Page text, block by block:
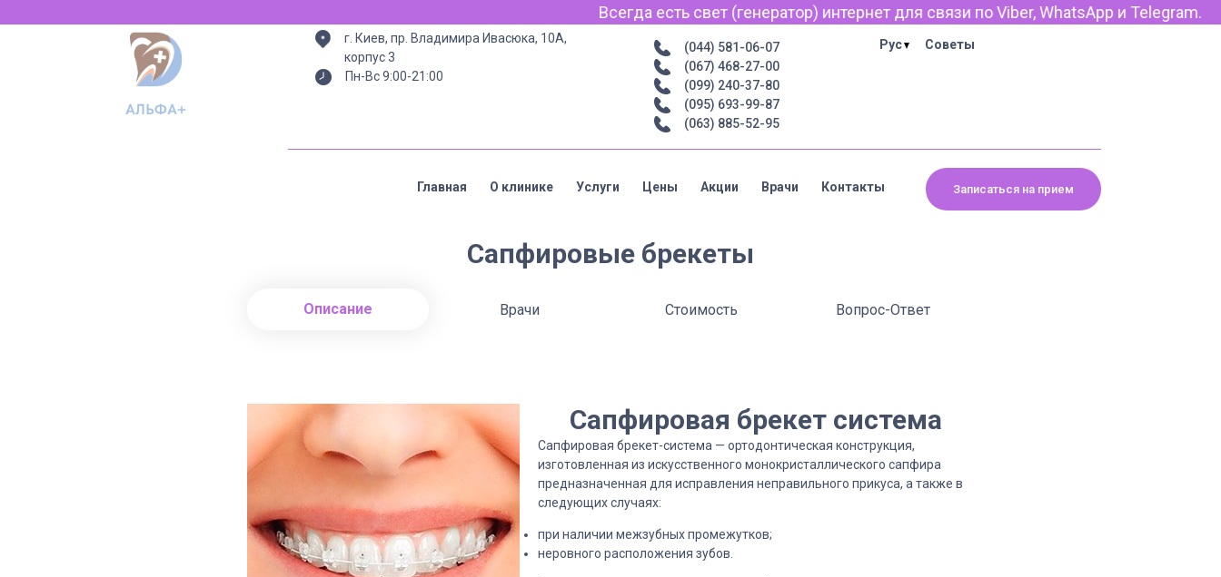
Всегда есть свет (генератор) интернет для связи по Viber, WhatsApp и Telegram.
г. Киев, пр. Владимира Ивасюка, 10А,
корпус 3
Пн-Вс 9:00-21:00
(044) 581-06-07
(067) 468-27-00
(099) 240-37-80
(095) 693-99-87
(063) 885-52-95
Рус Советы
Главная О клинике Услуги Цены Акции Врачи Контакты Записаться на прием
Сапфировые брекеты
Описание Врачи Стоимость Вопрос-Ответ
Сапфировая брекет система
Сапфировая брекет-система — ортодонтическая конструкция,
изготовленная из искусственного монокристаллического сапфира
предназначенная для исправления неправильного прикуса, а также в
следующих случаях:
при наличии межзубных промежутков;
неровного расположения зубов.